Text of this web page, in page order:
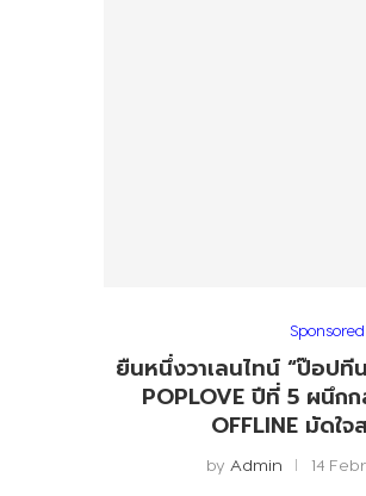
Sponsored
ยืนหนึ่งวาเลนไทน์ “ป๊อป
POPLOVE ปีที่ 5 ผนึก
OFFLINE มัดใ
by Admin 14